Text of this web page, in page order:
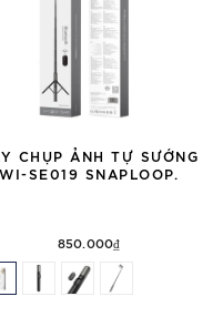
CHỤP ẢNH TỰ SƯỚNG
WI-SE019 SNAPLOOP.
850.000₫